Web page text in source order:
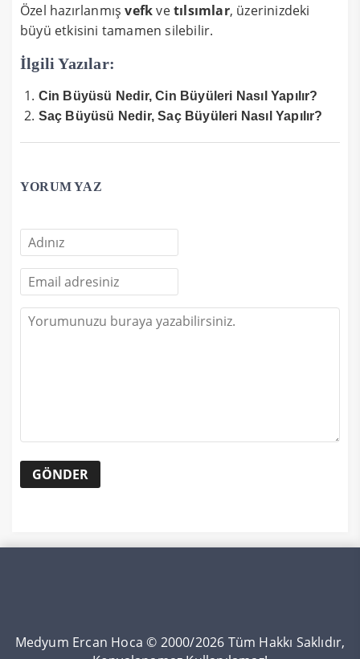
Özel hazırlanmışvefkvetılsımlar, üzerinizdeki
büyü etkisini tamamen silebilir.
İlgili Yazılar:
Cin Büyüsü Nedir, Cin Büyüleri Nasıl Yapılır?
Saç Büyüsü Nedir, Saç Büyüleri Nasıl Yapılır?
YORUM YAZ
Medyum Ercan Hoca © 2000/2026 Tüm Hakkı Saklıdır,